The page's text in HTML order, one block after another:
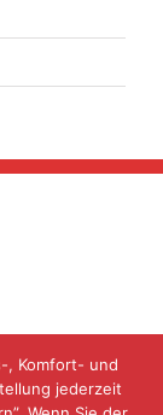
, Komfort- und
jederzeit